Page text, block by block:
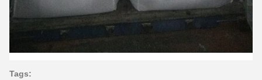
Tags: